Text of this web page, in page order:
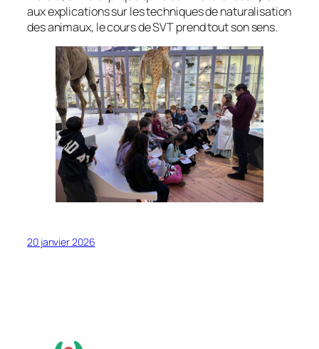
aux explications sur les techniques de naturalisation
des animaux, le cours de SVT prend tout son sens.
20 janvier 2026